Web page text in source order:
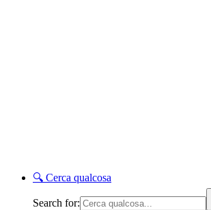
🔍 Cerca qualcosa
Search for: